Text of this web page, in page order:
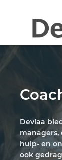
Deviaa
hulp- en
ook